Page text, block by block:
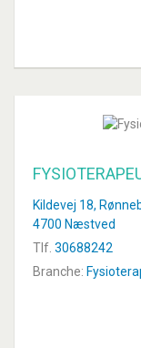
Kildevej 18,
4700 Næstved
Tlf. 30688242
Branche: